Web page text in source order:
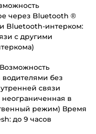
через Bluetooth ®
Bluetooth-интерком:
с другими
без
связи
в
режим) Время
до 9 часов